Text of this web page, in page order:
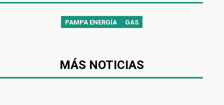
PAMPA ENERGÍA GAS
MÁS NOTICIAS